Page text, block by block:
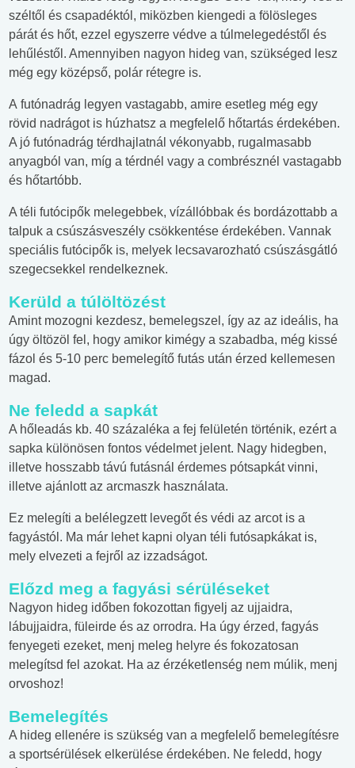
széltől és csapadéktól, miközben kiengedi a fölösleges
párát és hőt, ezzel egyszerre védve a túlmelegedéstől és
lehűléstől. Amennyiben nagyon hideg van, szükséged lesz
még egy középső, polár rétegre is.
A futónadrág legyen vastagabb, amire esetleg még egy
rövid nadrágot is húzhatsz a megfelelő hőtartás érdekében.
A jó futónadrág térdhajlatnál vékonyabb, rugalmasabb
anyagból van, míg a térdnél vagy a combrésznél vastagabb
és hőtartóbb.
A téli futócipők melegebbek, vízállóbbak és bordázottabb a
talpuk a csúszásveszély csökkentése érdekében. Vannak
speciális futócipők is, melyek lecsavarozható csúszásgátló
szegecsekkel rendelkeznek.
Kerüld a túlöltözést
Amint mozogni kezdesz, bemelegszel, így az az ideális, ha
úgy öltözöl fel, hogy amikor kimégy a szabadba, még kissé
fázol és 5-10 perc bemelegítő futás után érzed kellemesen
magad.
Ne feledd a sapkát
A hőleadás kb. 40 százaléka a fej felületén történik, ezért a
sapka különösen fontos védelmet jelent. Nagy hidegben,
illetve hosszabb távú futásnál érdemes pótsapkát vinni,
illetve ajánlott az arcmaszk használata.
Ez melegíti a belélegzett levegőt és védi az arcot is a
fagyástól. Ma már lehet kapni olyan téli futósapkákat is,
mely elvezeti a fejről az izzadságot.
Előzd meg a fagyási sérüléseket
Nagyon hideg időben fokozottan figyelj az ujjaidra,
lábujjaidra, füleirde és az orrodra. Ha úgy érzed, fagyás
fenyegeti ezeket, menj meleg helyre és fokozatosan
melegítsd fel azokat. Ha az érzéketlenség nem múlik, menj
orvoshoz!
Bemelegítés
A hideg ellenére is szükség van a megfelelő bemelegítésre
a sportsérülések elkerülése érdekében. Ne feledd, hogy